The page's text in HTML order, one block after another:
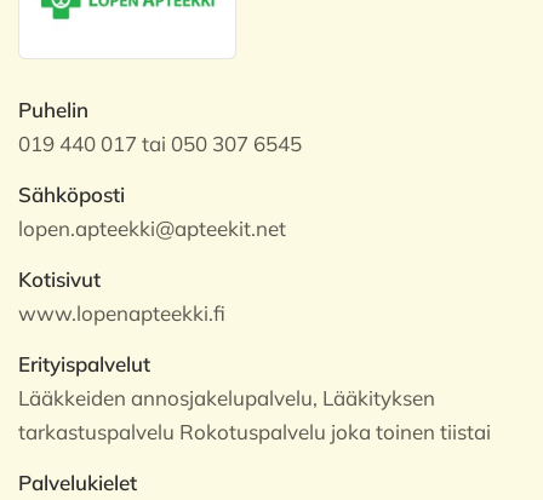
Puhelin
019 440 017 tai 050 307 6545
Sähköposti
lopen.apteekki@apteekit.net
Kotisivut
www.lopenapteekki.fi
Erityispalvelut
Lääkkeiden annosjakelupalvelu, Lääkityksen
tarkastuspalvelu Rokotuspalvelu joka toinen tiistai
Palvelukielet